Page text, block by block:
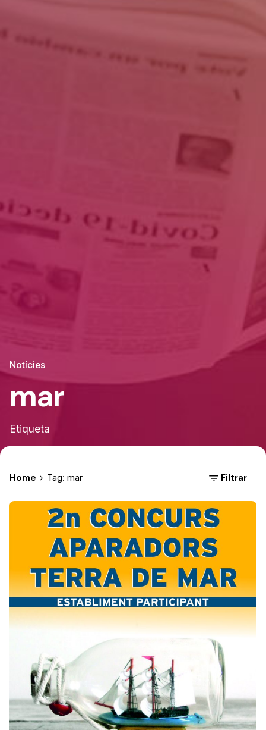
Notícies
mar
Etiqueta
Home Tag: mar Filtrar